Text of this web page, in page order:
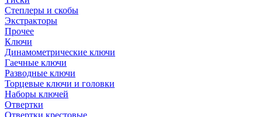
Степлеры и скобы
Экстракторы
Прочее
Ключи
Динамометрические ключи
Гаечные ключи
Разводные ключи
Торцевые ключи и головки
Наборы ключей
Отвертки
Отвертки крестовые